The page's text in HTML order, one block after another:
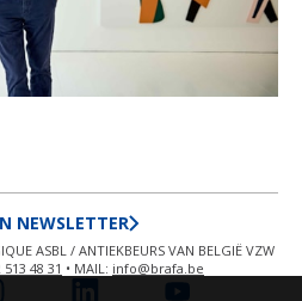
NEWSLETTER
ASBL / ANTIEKBEURS VAN BELGIË VZW
513 48 31 • MAIL: info@brafa.be